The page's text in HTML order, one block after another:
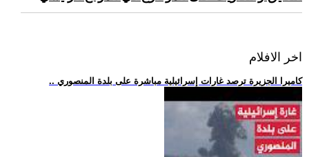
اخر الافلام
.. كاميرا الجزيرة ترصد غارات إسرائيلية مباشرة على بلدة المنصوري